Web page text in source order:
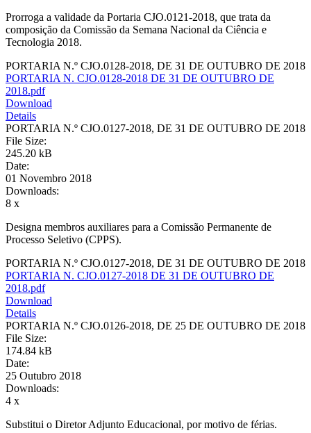
Prorroga a validade da Portaria CJO.0121-2018, que trata da
composição da Comissão da Semana Nacional da Ciência e
Tecnologia 2018.
PORTARIA N.º CJO.0128-2018, DE 31 DE OUTUBRO DE 2018
PORTARIA N. CJO.0128-2018 DE 31 DE OUTUBRO DE
2018.pdf
Download
Details
PORTARIA N.º CJO.0127-2018, DE 31 DE OUTUBRO DE 2018
File Size:
245.20 kB
Date:
01 Novembro 2018
Downloads:
8 x
Designa membros auxiliares para a Comissão Permanente de
Processo Seletivo (CPPS).
PORTARIA N.º CJO.0127-2018, DE 31 DE OUTUBRO DE 2018
PORTARIA N. CJO.0127-2018 DE 31 DE OUTUBRO DE
2018.pdf
Download
Details
PORTARIA N.º CJO.0126-2018, DE 25 DE OUTUBRO DE 2018
File Size:
174.84 kB
Date:
25 Outubro 2018
Downloads:
4 x
Substitui o Diretor Adjunto Educacional, por motivo de férias.